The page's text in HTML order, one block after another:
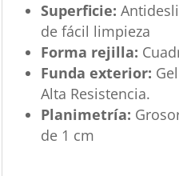
Superficie:
de fácil limpieza
Forma rejilla:
Funda exterior:
Alta Resistencia.
Planimetría:
de 1 cm